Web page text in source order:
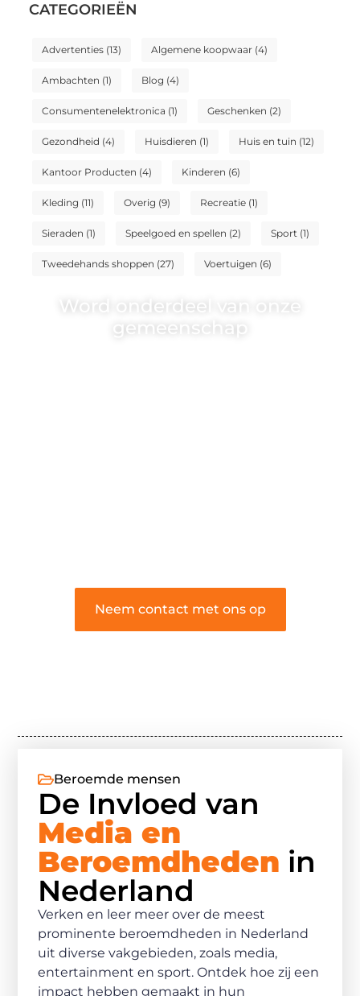
CATEGORIEËN
Advertenties(13) Algemene koopwaar(4)
Ambachten (1) Blog (4)
Consumentenelektronica (1) Geschenken (2)
Gezondheid (4) Huisdieren (1) Huis en tuin (12)
Kantoor Producten (4) Kinderen (6)
Kleding (11) Overig (9) Recreatie(1)
Sieraden (1) Speelgoed en spellen (2) Sport(1)
Tweedehands shoppen (27) Voertuigen (6)
Word onderdeel van onze
gemeenschap
Neem contact met ons op
Beroemde mensen
De Invloed van
Media en
Beroemdheden in
Nederland
Verken en leer meer over de meest
prominente beroemdheden in Nederland
uit diverse vakgebieden, zoals media,
entertainment en sport. Ontdek hoe zij een
impact hebben gemaakt in hun